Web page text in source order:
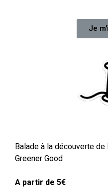
Je
Balade à la découverte
Greener Good
A partir de 5€